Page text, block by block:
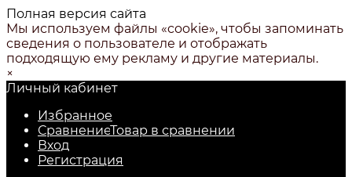
Полная версия сайта
Мы используем файлы «cookie», чтобы запоминать
сведения о пользователе и отображать
подходящую ему рекламу и другие материалы.
×
Личный кабинет
Избранное
СравнениеТовар в сравнении
Вход
Регистрация